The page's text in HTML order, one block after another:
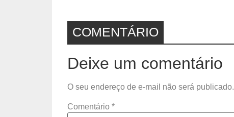
COMENTÁRIO
Deixe um comentário
O seu endereço de e-mail não será publicado.
Comentário *